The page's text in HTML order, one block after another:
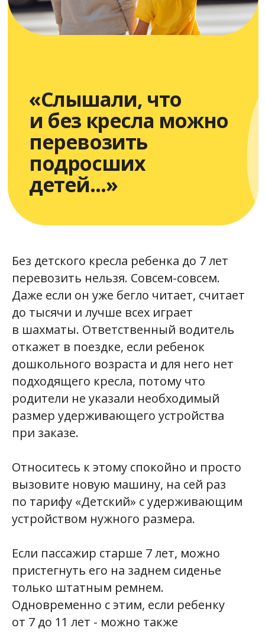
Без детского кресла ребенка до 7 лет
перевозить нельзя. Совсем-совсем.
Даже если он уже бегло читает, считает
до тысячи и лучше всех играет
в шахматы. Ответственный водитель
откажет в поездке, если ребенок
дошкольного возраста и для него нет
подходящего кресла, потому что
родители не указали необходимый
размер удерживающего устройства
при заказе.
Относитесь к этому спокойно и просто
вызовите новую машину, на сей раз
по тарифу «Детский» с удерживающим
устройством нужного размера.
Если пассажир старше 7 лет, можно
пристегнуть его на заднем сиденье
только штатным ремнем.
Одновременно с этим, если ребенку
от 7 до 11 лет - можно также